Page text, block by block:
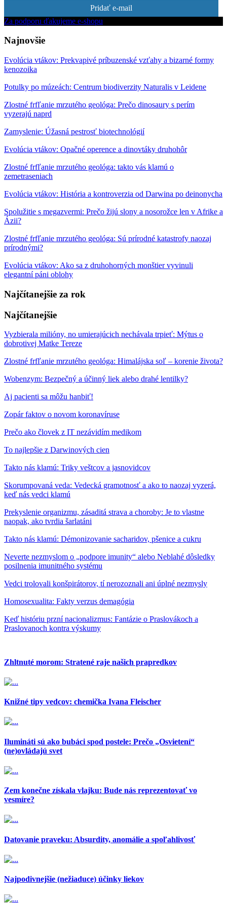
Pridať e-mail
Za podporu ďakujeme e-shopu
Najnovšie
Evolúcia vtákov: Prekvapivé príbuzenské vzťahy a bizarné formy
kenozoika
Potulky po múzeách: Centrum biodiverzity Naturalis v Leidene
Zlostné frfľanie mrzutého geológa: Prečo dinosaury s perím
vyzerajú naprd
Zamyslenie: Úžasná pestrosť biotechnológií
Evolúcia vtákov: Opačné operence a dinovtáky druhohôr
Zlostné frfľanie mrzutého geológa: takto vás klamú o
zemetraseniach
Evolúcia vtákov: História a kontroverzia od Darwina po deinonycha
Spolužitie s megazvermi: Prečo žijú slony a nosorožce len v Afrike a
Ázii?
Zlostné frfľanie mrzutého geológa: Sú prírodné katastrofy naozaj
prírodnými?
Evolúcia vtákov: Ako sa z druhohorných monštier vyvinuli
elegantní páni oblohy
Najčítanejšie za rok
Najčítanejšie
Vyzbierala milióny, no umierajúcich nechávala trpieť: Mýtus o
dobrotivej Matke Tereze
Zlostné frfľanie mrzutého geológa: Himalájska soľ – korenie života?
Wobenzym: Bezpečný a účinný liek alebo drahé lentilky?
Aj pacienti sa môžu hanbiť!
Zopár faktov o novom koronavíruse
Prečo ako človek z IT nezávidím medikom
To najlepšie z Darwinových cien
Takto nás klamú: Triky veštcov a jasnovidcov
Skorumpovaná veda: Vedecká gramotnosť a ako to naozaj vyzerá,
keď nás vedci klamú
Prekyslenie organizmu, zásaditá strava a choroby: Je to vlastne
naopak, ako tvrdia šarlatáni
Takto nás klamú: Démonizovanie sacharidov, pšenice a cukru
Neverte nezmyslom o „podpore imunity“ alebo Neblahé dôsledky
posilnenia imunitného systému
Vedci trolovali konšpirátorov, tí nerozoznali ani úplné nezmysly
Homosexualita: Fakty verzus demagógia
Keď históriu przní nacionalizmus: Fantázie o Praslovákoch a
Praslovanoch kontra výskumy
Zhltnuté morom: Stratené raje našich prapredkov
Knižné tipy vedcov: chemička Ivana Fleischer
Ilumináti sú ako bubáci spod postele: Prečo „Osvietení“
(ne)ovládajú svet
Zem konečne získala vlajku: Bude nás reprezentovať vo
vesmíre?
Datovanie praveku: Absurdity, anomálie a spoľahlivosť
Najpodivnejšie (nežiaduce) účinky liekov